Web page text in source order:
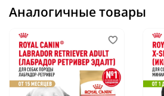
Аналогичные товары